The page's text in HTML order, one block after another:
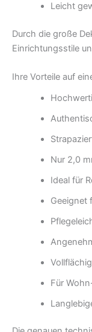
Leicht
Durch die große
Einrichtungsstile
Ihre Vorteile auf
Nur 2,0
Ideal für
Geeignet
Für